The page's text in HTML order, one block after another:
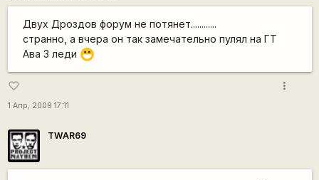
Двух Дроздов форум не потянет............
странно, а вчера он так замечательно пулял на ГТ
Ава 3 леди :D
favorite_border
1 Апр, 2009 17:11
more_vert
TWAR69